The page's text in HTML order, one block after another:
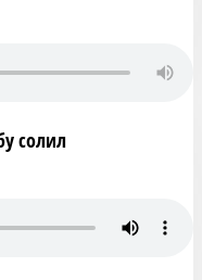
солил